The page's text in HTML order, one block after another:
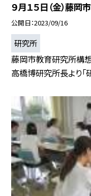
９月１５日（金）藤
公開日 2023/09/16
研究所
藤岡市教育研究所構
高橋博研究所長より「